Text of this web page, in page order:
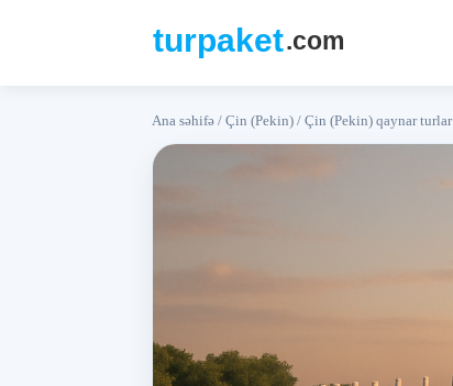
Ana səhifə / Çin (Pekin) / Çin (Pekin) qaynar turlar